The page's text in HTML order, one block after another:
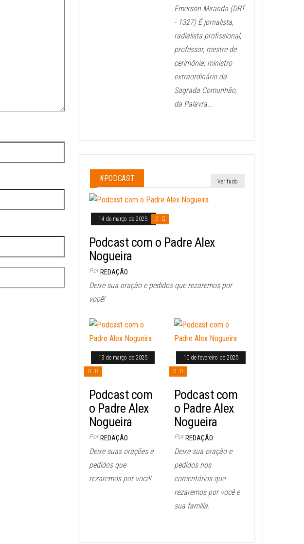
Emerson Miranda (DRT
- 1327) É jornalista,
radialista profissional,
professor, mestre de
cerimônia, ministro
extraordinário da
Sagrada Comunhão,
da Palavra...
#PODCAST Ver tudo
14 de março de 2025 0
Podcast com o Padre Alex
Nogueira
Por REDAÇÃO
Deixe sua oração e pedidos que rezaremos por
você!
13 de março de 2025
0
Podcast com
o Padre Alex
Nogueira
Por REDAÇÃO
Deixe suas orações e
pedidos que
rezaremos por você!
10 de fevereiro de 2025
0
Podcast com
o Padre Alex
Nogueira
Por REDAÇÃO
Deixe sua oração e
pedidos nos
comentários que
rezaremos por você e
sua família.